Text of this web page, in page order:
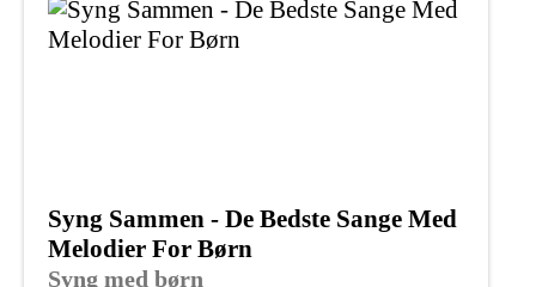
Syng med børn
Syng Sammen - De Bedste Sange Med
Melodier For Børn